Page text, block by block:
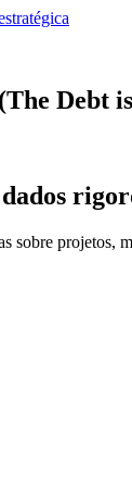
sobre projetos,